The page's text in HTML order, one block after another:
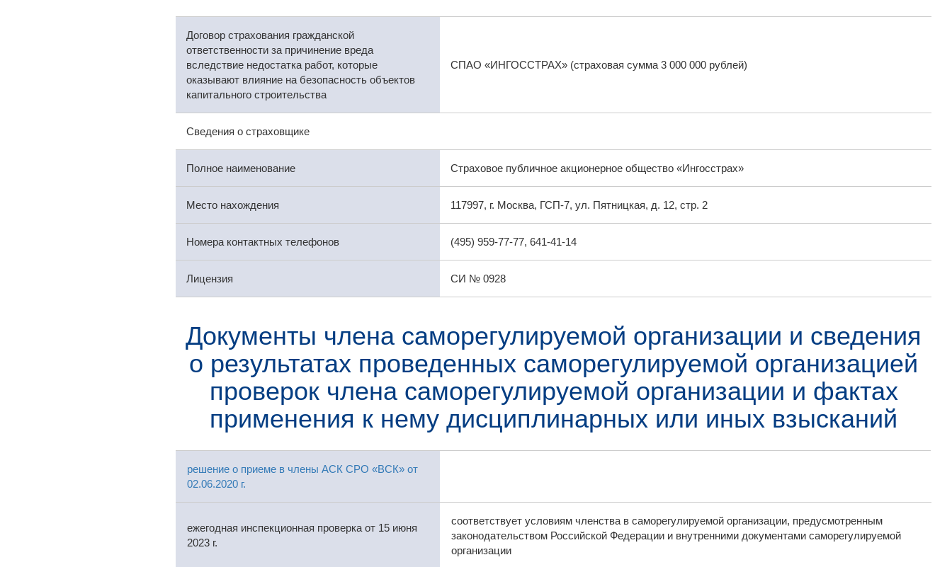
Договор страхования гражданской
ответственности за причинение вреда
вследствие недостатка работ, которые
оказывают влияние на безопасность объектов
капитального строительства
СПАО «ИНГОССТРАХ» (страховая сумма 3 000 000 рублей)
Сведения о страховщике
Полное наименование Страховое публичное акционерное общество «Ингосстрах»
Место нахождения 117997, г. Москва, ГСП-7, ул. Пятницкая, д. 12, стр. 2
Номера контактных телефонов (495) 959-77-77, 641-41-14
Лицензия СИ № 0928
Документы члена саморегулируемой организации и сведения
о результатах проведенных саморегулируемой организацией
проверок члена саморегулируемой организации и фактах
применения к нему дисциплинарных или иных взысканий
решение о приеме в члены АСК СРО «ВСК» от
02.06.2020 г.
ежегодная инспекционная проверка от 15 июня
2023 г.
соответствует условиям членства в саморегулируемой организации, предусмотренным
законодательством Российской Федерации и внутренними документами саморегулируемой
организации